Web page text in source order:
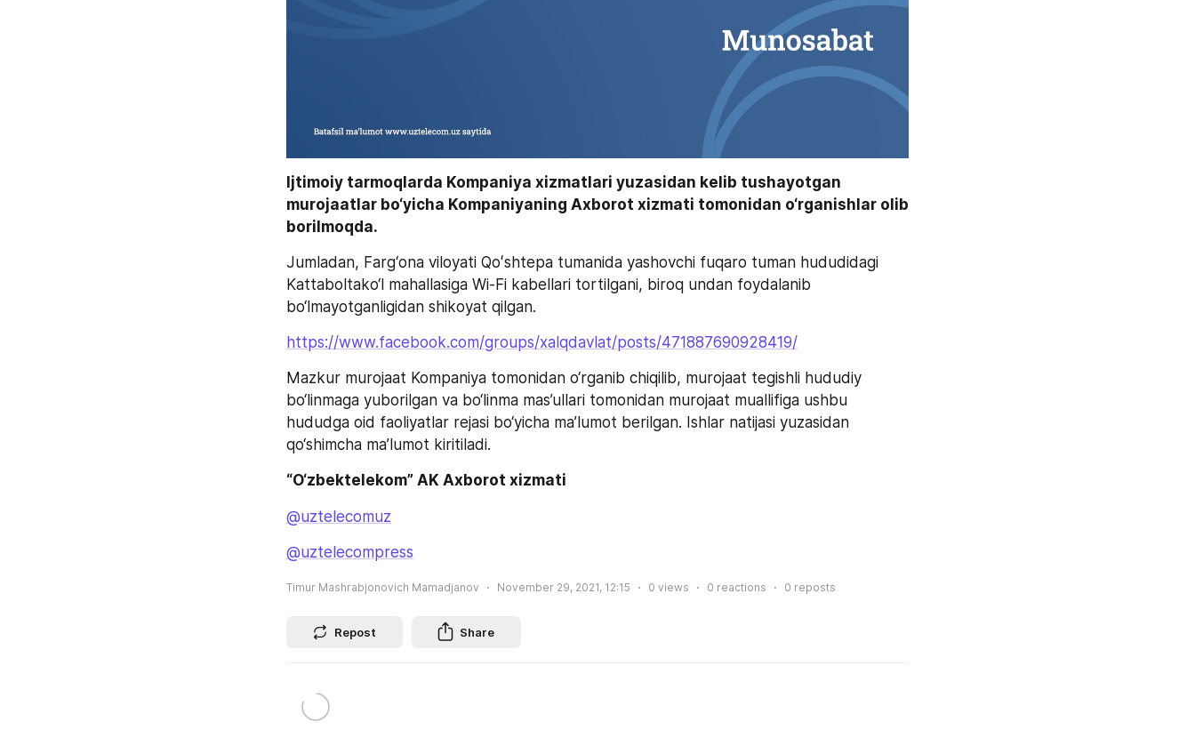
Ijtimoiy tarmoqlarda Kompaniya xizmatlari yuzasidan kelib tushayotgan
murojaatlar bo‘yicha Kompaniyaning Axborot xizmati tomonidan o‘rganishlar olib
borilmoqda.
Jumladan, Farg‘ona viloyati Qoʻshtepa tumanida yashovchi fuqaro tuman hududidagi
Kattaboltako‘l mahallasiga Wi-Fi kabellari tortilgani, biroq undan foydalanib
bo‘lmayotganligidan shikoyat qilgan.
https://www.facebook.com/groups/xalqdavlat/posts/471887690928419/
Mazkur murojaat Kompaniya tomonidan o‘rganib chiqilib, murojaat tegishli hududiy
bo‘linmaga yuborilgan va bo‘linma mas’ullari tomonidan murojaat muallifiga ushbu
hududga oid faoliyatlar rejasi bo‘yicha ma’lumot berilgan. Ishlar natijasi yuzasidan
qo‘shimcha ma’lumot kiritiladi.
“O‘zbektelekom” AK Axborot xizmati
@uztelecomuz
@uztelecompress
Timur Mashrabjonovich Mamadjanov November 29, 2021, 12:15 0 views 0 reactions 0 reposts
Repost Share